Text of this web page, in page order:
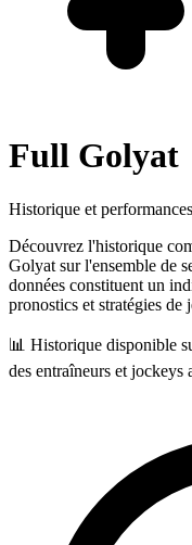
Full Golyat
Historique et performances
Découvrez l'historique
Golyat sur l'ensemble de
données constituent un
pronostics et stratégies de
📊 Historique disponible
des entraîneurs et jockeys